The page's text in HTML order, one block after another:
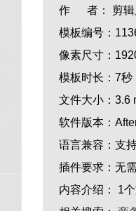
作 者：
剪
模板编号：
像素尺寸：
模板时长： 7秒
文件大小： 3.6
软件版本：
语言兼容： 支
插件要求： 无
内容介绍：
1